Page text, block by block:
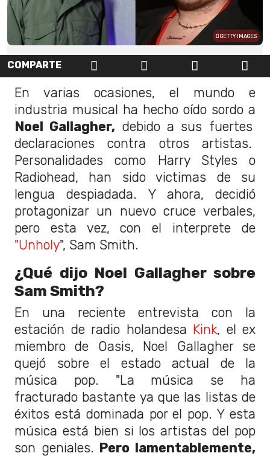
GETTY IMAGES
COMPARTE
En varias ocasiones, el mundo e
industria musical ha hecho oído sordo a
Noel Gallagher, debido a sus fuertes
declaraciones contra otros artistas.
Personalidades como Harry Styles o
Radiohead, han sido victimas de su
lengua despiadada. Y ahora, decidió
protagonizar un nuevo cruce verbales,
pero esta vez, con el interprete de
"Unholy", Sam Smith.
¿Qué dijo Noel Gallagher sobre
Sam Smith?
En una reciente entrevista con la
estación de radio holandesa Kink, el ex
miembro de Oasis, Noel Gallagher se
quejó sobre el estado actual de la
música pop. "La música se ha
fracturado bastante ya que las listas de
éxitos está dominada por el pop. Y esta
música está bien si los artistas del pop
son geniales. Pero lamentablemente,